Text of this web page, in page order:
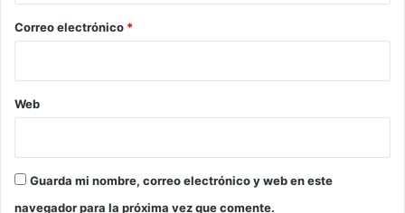
*
Correo electrónico *
Web
Guarda mi nombre, correo electrónico y web en este
navegador para la próxima vez que comente.